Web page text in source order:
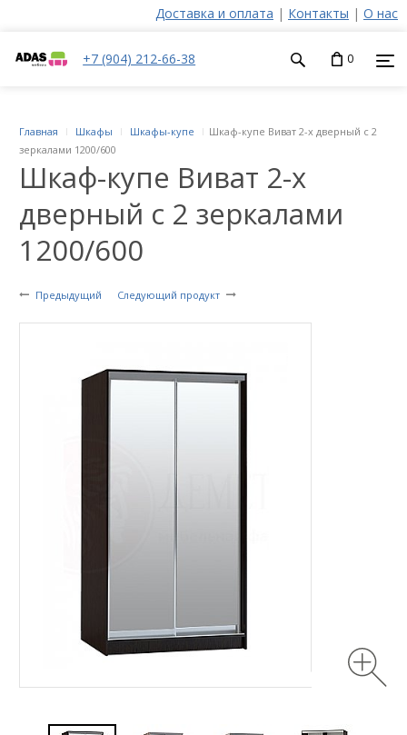
Доставка и оплата | Контакты | О нас
+7 (904) 212-66-38 0
Шкаф-купе Виват 2-х
дверный с 2 зеркалами
1200/600
Предыдущий Следующий продукт
Главная Шкафы Шкафы-купе
Шкаф-купе Виват 2-х дверный с 2
зеркалами 1200/600